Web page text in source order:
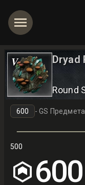
V Dryad
Round
-GS Предмета
500
600